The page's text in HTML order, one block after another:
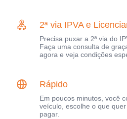
2ª via IPVA e
Precisa puxar a 2ª via do
Faça uma consulta de
agora e veja condições
Rápido
Em poucos minutos, você
veículo, escolhe o que
pagar.